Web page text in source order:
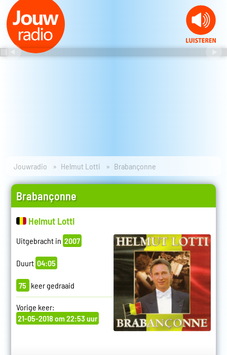
Jouwradio Helmut Lotti Brabançonne
Brabançonne
Helmut Lotti
Uitgebracht in 2007
Duurt 04:05
75 keer gedraaid
Vorige keer:
21-05-2018 om 22:53 uur